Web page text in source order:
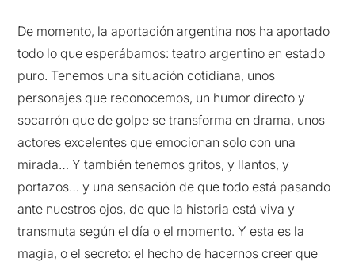
De momento, la aportación argentina nos ha aportado
todo lo que esperábamos: teatro argentino en estado
puro. Tenemos una situación cotidiana, unos
personajes que reconocemos, un humor directo y
socarrón que de golpe se transforma en drama, unos
actores excelentes que emocionan solo con una
mirada… Y también tenemos gritos, y llantos, y
portazos… y una sensación de que todo está pasando
ante nuestros ojos, de que la historia está viva y
transmuta según el día o el momento. Y esta es la
magia, o el secreto: el hecho de hacernos creer que